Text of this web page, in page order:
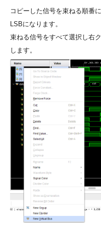
コピーした信号を束ねる順番
LSBになります。
束ねる信号をすべて選択し右ク
します。